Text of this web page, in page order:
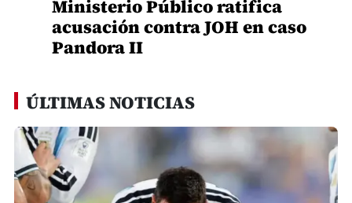
Ministerio Público ratifica
acusación contra JOH en caso
Pandora II
ÚLTIMAS NOTICIAS